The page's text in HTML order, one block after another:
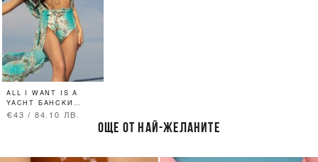
ALL I WANT IS A
YACHT БАНСКИ
БИКИНИ С ВИСОКА
€43 / 84.10 ЛВ.
ОЩЕ ОТ НАЙ-ЖЕЛАНИТЕ